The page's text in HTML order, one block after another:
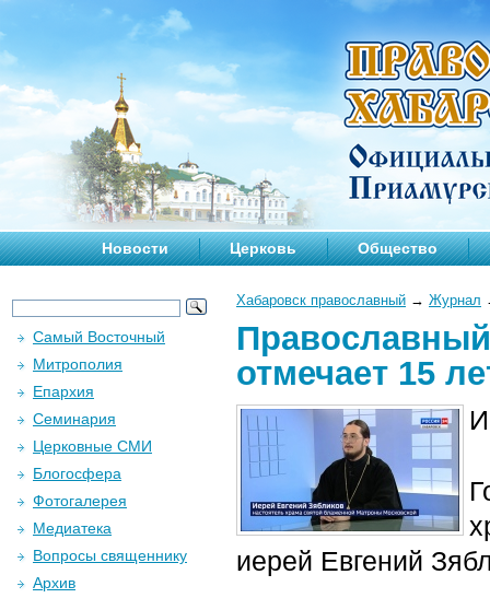
Новости Церковь Общество
Хабаровск православный → Журнал
отмечает 15
иерей Евгений
Самый Восточный
Митрополия
Епархия
Семинария
Церковные СМИ
Блогосфера
Фотогалерея
Медиатека
Вопросы священнику
Архив